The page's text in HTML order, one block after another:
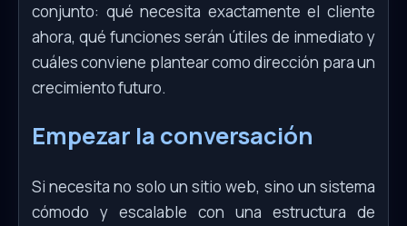
conjunto: qué necesita exactamente el cliente
ahora, qué funciones serán útiles de inmediato y
cuáles conviene plantear como dirección para un
crecimiento futuro.
Empezar la conversación
Si necesita no solo un sitio web, sino un sistema
cómodo y escalable con una estructura de